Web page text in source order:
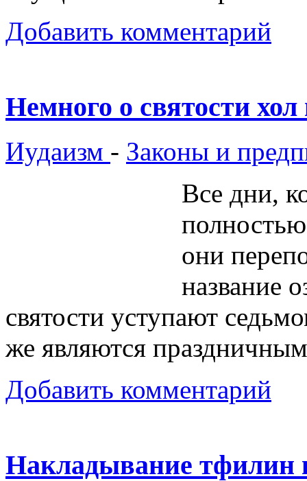
Добавить комментарий
Немного о святости хол
Иудаизм - Законы и
Все дни,
они
название
святости уступают
же являются
Добавить комментарий
Накладывание тфилин